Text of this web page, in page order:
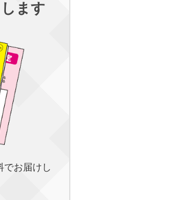
ます
お届けし